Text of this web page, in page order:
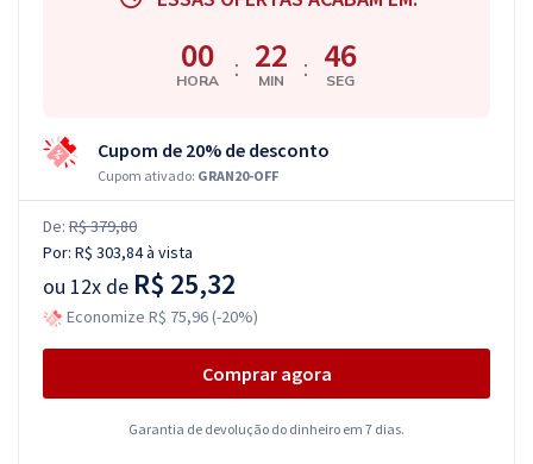
00
HORA : 22
MIN : 45
SEG
Cupom de 20% de desconto
Cupom ativado: GRAN20-OFF
De: R$ 379,80
Por: R$ 303,84à vista
ou 12x de R$ 25,32
Economize R$ 75,96 (-20%)
Comprar agora
Garantia de devolução do dinheiro em 7 dias.